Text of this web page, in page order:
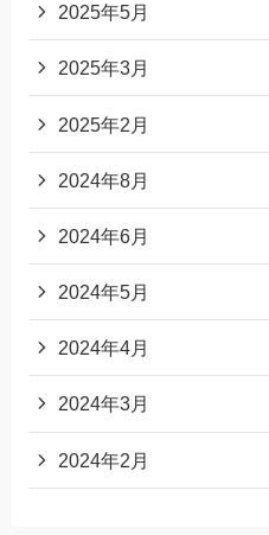
2025年5月
2025年3月
2025年2月
2024年8月
2024年6月
2024年5月
2024年4月
2024年3月
2024年2月